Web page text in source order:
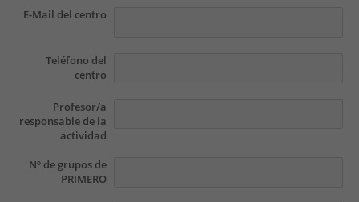
E-Mail del centro
Teléfono del
centro
Profesor/a
responsable de la
actividad
Nº de grupos de
PRIMERO